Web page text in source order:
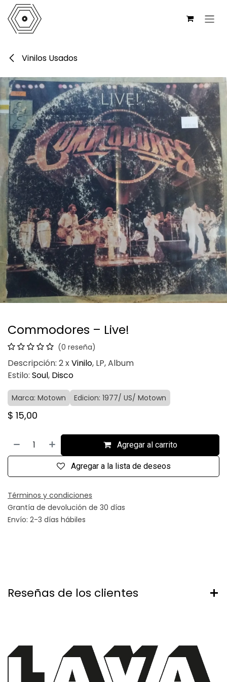
Ir al contenido
Vinilos Usados
Commodores – Live!
(0 reseña)
Descripción: 2 xVinilo, LP, Album
Estilo: Soul, Disco
Marca: Motown Edicion: 1977/ US/ Motown
$ 15,00
Agregar al carrito
Agregar a la lista de deseos
Términos y condiciones
Grantía de devolución de 30 días
Envío: 2-3 días hábiles
Reseñas de los clientes